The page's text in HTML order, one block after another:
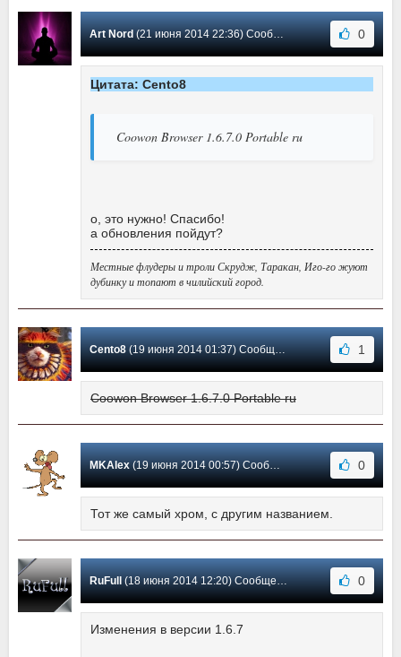
Art Nord(21 июня 2014 22:36) Сообщение #33 0
Цитата: Cento8
Coowon Browser 1.6.7.0 Portable ru
о, это нужно! Спасибо!
а обновления пойдут?
Местные флудеры и троли Скрудж, Таракан, Иго-го жуют
дубинку и топают в чилийский город.
Cento8(19 июня 2014 01:37) Сообщение #32 1
Coowon Browser 1.6.7.0 Portable ru
MKAlex(19 июня 2014 00:57) Сообщение #31 0
Тот же самый хром, с другим названием.
RuFull(18 июня 2014 12:20) Сообщение #30 0
Изменения в версии 1.6.7